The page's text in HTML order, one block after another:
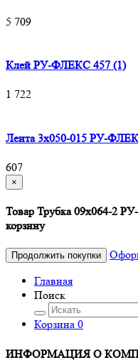
5 709
Клей РУ-ФЛЕКС 457 (1)
1 722
Лента 3х050-015 РУ-
607
×
Товар Трубка 09х064-2
корзину
Продолжить покупки
Главная
Поиск
Корзина 0
ИНФОРМАЦИЯ О